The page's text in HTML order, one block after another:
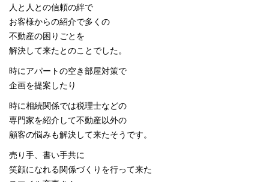
人と人との信頼の絆で
お客様からの紹介で多くの
不動産の困りごとを
解決して来たとのことでした。
時にアパートの空き部屋対策で
企画を提案したり
時に相続関係では税理士などの
専門家を紹介して不動産以外の
顧客の悩みも解決して来たそうです。
売り手、書い手共に
笑顔になれる関係づくりを行って来た